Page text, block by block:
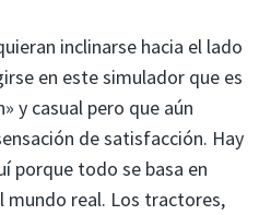
inclinarse hacia el lado
en este simulador que es
y casual pero que aún
de satisfacción. Hay
porque todo se basa en
mundo real. Los tractores,